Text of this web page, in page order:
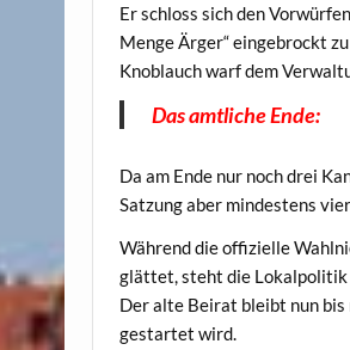
Er schloss sich den
Menge Ärger“ eingebrockt
Knoblauch warf dem
Das amtliche Ende:
Da am Ende nur noch drei
Satzung aber mindestens
Während die offizielle
glättet, steht die Lokalpolitik
Der alte Beirat bleibt nun bis
gestartet wird.